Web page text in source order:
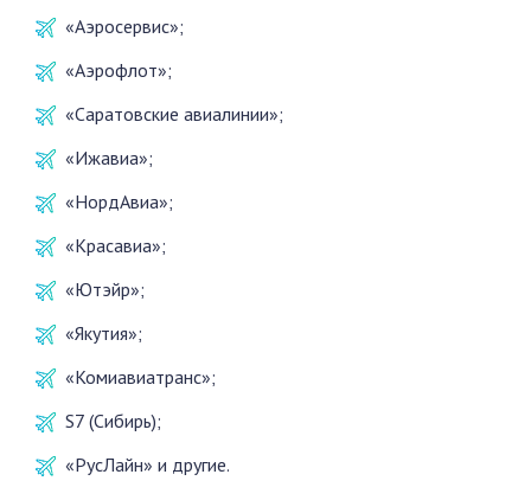
«Аэросервис»;
«Аэрофлот»;
«Саратовские авиалинии»;
«Ижавиа»;
«НордАвиа»;
«Красавиа»;
«Ютэйр»;
«Якутия»;
«Комиавиатранс»;
S7 (Сибирь);
«РусЛайн» и другие.